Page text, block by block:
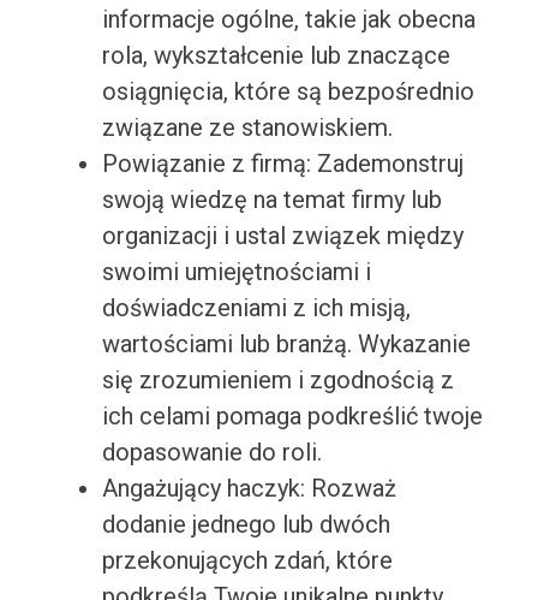
informacje ogólne, takie jak obecna
rola, wykształcenie lub znaczące
osiągnięcia, które są bezpośrednio
związane ze stanowiskiem.
Powiązanie z firmą: Zademonstruj
swoją wiedzę na temat firmy lub
organizacji i ustal związek między
swoimi umiejętnościami i
doświadczeniami z ich misją,
wartościami lub branżą. Wykazanie
się zrozumieniem i zgodnością z
ich celami pomaga podkreślić twoje
dopasowanie do roli.
Angażujący haczyk: Rozważ
dodanie jednego lub dwóch
przekonujących zdań, które